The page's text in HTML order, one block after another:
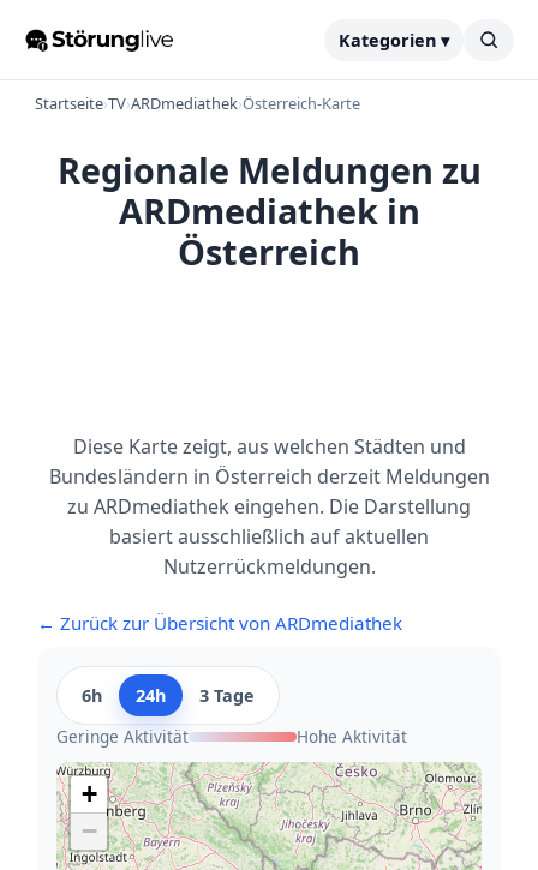
Kategorien ▾
Startseite›TV›ARDmediathek›Österreich-Karte
Regionale Meldungen zu
ARDmediathek in
Österreich
Diese Karte zeigt, aus welchen Städten und
Bundesländern in Österreich derzeit Meldungen
zu ARDmediathek eingehen. Die Darstellung
basiert ausschließlich auf aktuellen
Nutzerrückmeldungen.
← Zurück zur Übersicht von ARDmediathek
6h 24h
3 Tage
Geringe Aktivität
Hohe Aktivität
+
−